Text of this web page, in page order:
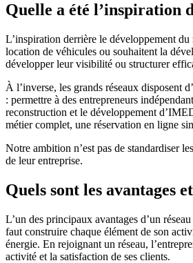
Quelle a été l’inspiration
L’inspiration derrière le développement
location de véhicules ou souhaitent la
développer leur visibilité ou structurer
À l’inverse, les grands réseaux disposent
: permettre à des entrepreneurs
reconstruction et le développement
métier complet, une réservation en ligne
Notre ambition n’est pas de standardiser
de leur entreprise.
Quels sont les avantages
L’un des principaux avantages d’un
faut construire chaque élément de son
énergie. En rejoignant un réseau,
activité et la satisfaction de ses clients.